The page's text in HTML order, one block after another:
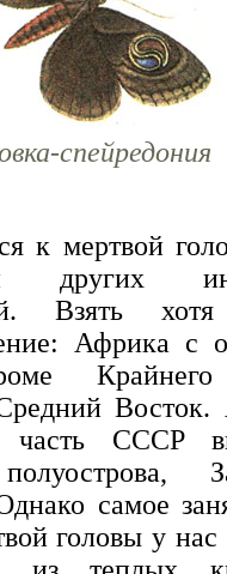
спейредония
к мертвой
Взять
Африка с
Крайнего
часть СССР
самое
головы у нас